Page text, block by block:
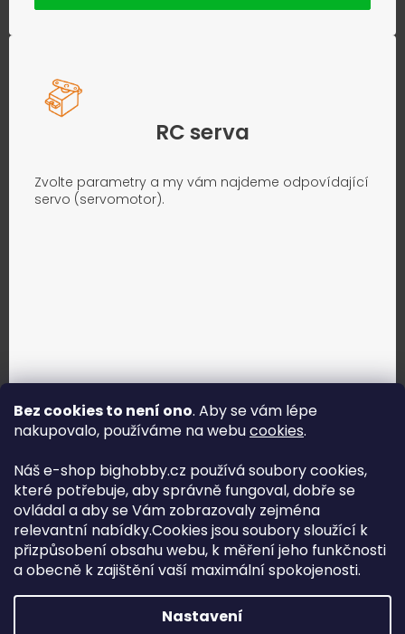
Bez cookies to není ono. Aby se vám lépe
nakupovalo, používáme na webucookies.
Náš e-shop bighobby.cz používá soubory cookies,
které potřebuje, aby správně fungoval, dobře se
ovládal a aby se Vám zobrazovaly zejména
relevantní nabídky.Cookies jsou soubory sloužící k
přizpůsobení obsahu webu, k měření jeho funkčnosti
a obecně k zajištění vaší maximální spokojenosti.
Nastavení
RC serva
Zvolte parametry a my vám najdeme odpovídající
servo (servomotor).
Jak vybrat správné servo?
Najít správné servo
Copyright (c) 2016 -2026 Big hobby.cz - všechna práva